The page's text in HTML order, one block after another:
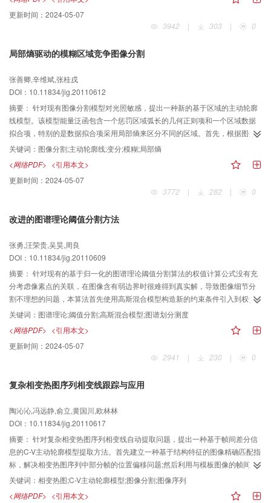
数方法估计图像的统计分布，然后用此统计量构成图像分割的先验概率，并保
证分割结果的局部平滑。由于非参数估计是由样本直接估计得到的结果，特别
适用于小样本和分布函数不恒定的情况，因此拓展了算法的适用范围。实验结
了该算法的有效性。
更新时间： 2024-05-07
3942
| 303 | 0
局部熵驱动的模糊区域竞争图像分割
张善卿,辛维斌,张桂戌
DOI：10.11834/jig.20110612
摘要： 针对现有图像分割模型对光照敏感，提出一种新的基于区域的主动轮廓
线模型。该模型能量泛函包含一个惩罚区域弧长的几何正则项和一个区域数据
拟合项，特别的是数据拟合项采用局部熵来区分不同的区域。首先，根据图像
像素空间排列之间的相关性，采用一个滑动窗函数提取图像局部熵特征,将图像
从灰度空间转化到相应局部熵特征空间；然后，在局部熵空间计算最大后验分
割概率得出两相区域竞争模型，为了能够快速求解该模型，采用隶属度函数替
换特征函数得到了凸的模糊区域竞争模型。最后，采用快速的Chambolle对偶
方法得到全局最小解。实验结果表明，该算法可以得到令人满意的分割效果且
关键词： 图像分割;主动轮廓线;变分;模糊;局部熵
<网络PDF> <引用本文>
更新时间： 2024-05-07
3772
| 282 | 0
改进的图谱理论阈值分割方法
张勇,汪荣贵,吴昊,周良
DOI：10.11834/jig.20110609
摘要： 针对现有的基于归一化的图谱理论阈值分割算法的权值计算公式没有充
分考虑像素点的关联，在图像含有弱边界时很难得到真实解，导致图像细节分
割不理想的问题，本算法首先使用高斯混合模型构造新的约束条件引入到权值
计算中，使得权值计算充分地考虑像素点之间的关联。在计算图谱划分测度
前，本算法通过高斯混合模型的均值参数自适应确定门限值的分布区间，较大
地提高了图谱划分测度计算的效率。实验结果表明，相对于现有的基于归一化
的图谱理论的阈值分割方法，本文算法具有较好的分割效果，可以保留图像更
关键词： 图谱理论;阈值分割;高斯混合模型;图谱划分测度
<网络PDF> <引用本文>
更新时间： 2024-05-07
2941
| 230 | 0
复杂相变热图序列相变线跟踪与应用
陶沁沁,冯远静,俞立,黄国川,欧林林
DOI：10.11834/jig.20110617
摘要： 针对复杂相变热图序列相变线自动提取问题，提出一种基于帧间差分信
息的C-V主动轮廓模型提取方法。首先建立一种基于结构特征的图像精确匹配指
标，解决相变热图序列中部分帧的位置偏移问题;然后利用与模板图像的帧间差
分及差分图像的对比度增强获取有效相变信息;最后在考虑帧间相变线关联性的
基础上，提出一种融合形状先验特征的C-V主动轮廓模型相变线跟踪算法。实验
关键词： 相变热图;C-V主动轮廓模型;图像分割;图像序列
<网络PDF> <引用本文>